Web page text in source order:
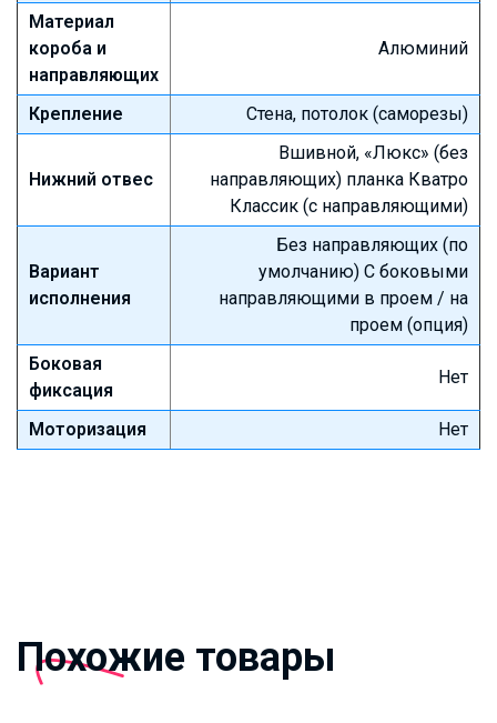
Материал
короба и
направляющих
Алюминий
Крепление Стена, потолок (саморезы)
Нижний отвес
Вшивной, «Люкс» (без
направляющих) планка Кватро
Классик (с направляющими)
Вариант
исполнения
Без направляющих (по
умолчанию) С боковыми
направляющими в проем / на
проем (опция)
Боковая
фиксация
Нет
Моторизация Нет
Похожие товары